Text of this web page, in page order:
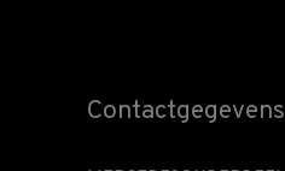
Contactgegevens